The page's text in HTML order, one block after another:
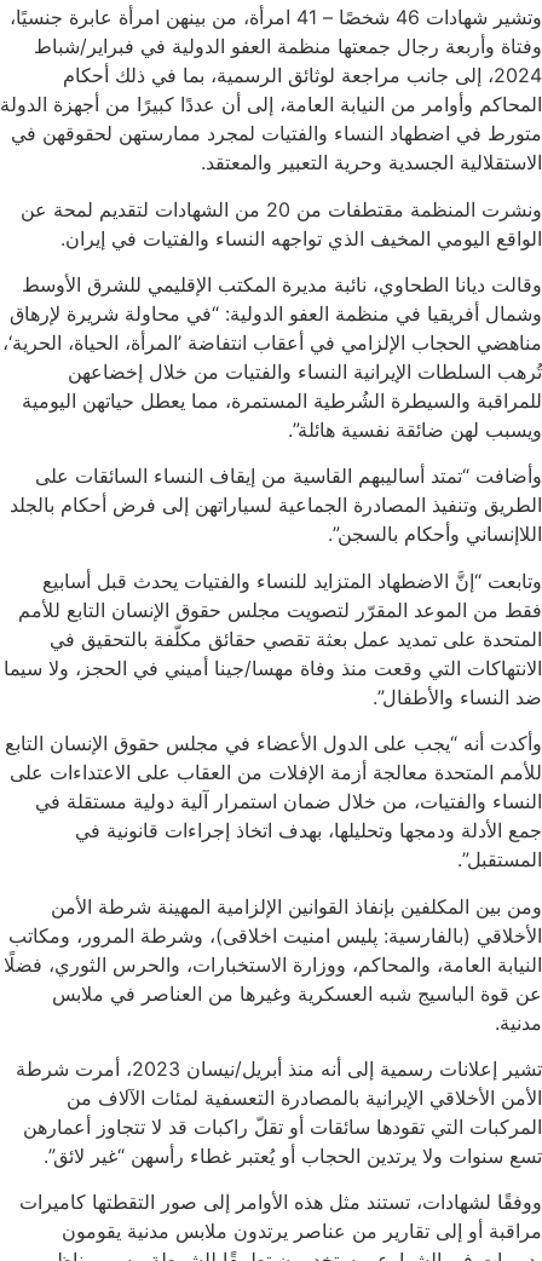
وتشير شهادات 46 شخصًا – 41 امرأة، من بينهن امرأة عابرة جنسيًا،
وفتاة وأربعة رجال جمعتها منظمة العفو الدولية في فبراير/شباط
2024، إلى جانب مراجعة لوثائق الرسمية، بما في ذلك أحكام
المحاكم وأوامر من النيابة العامة، إلى أن عددًا كبيرًا من أجهزة الدولة
متورط في اضطهاد النساء والفتيات لمجرد ممارستهن لحقوقهن في
الاستقلالية الجسدية وحرية التعبير والمعتقد.
ونشرت المنظمة مقتطفات من 20 من الشهادات لتقديم لمحة عن
الواقع اليومي المخيف الذي تواجهه النساء والفتيات في إيران.
وقالت ديانا الطحاوي، نائبة مديرة المكتب الإقليمي للشرق الأوسط
وشمال أفريقيا في منظمة العفو الدولية: “في محاولة شريرة لإرهاق
مناهضي الحجاب الإلزامي في أعقاب انتفاضة ’المرأة، الحياة، الحرية‘،
تُرهب السلطات الإيرانية النساء والفتيات من خلال إخضاعهن
للمراقبة والسيطرة الشُرطية المستمرة، مما يعطل حياتهن اليومية
ويسبب لهن ضائقة نفسية هائلة”.
وأضافت “تمتد أساليبهم القاسية من إيقاف النساء السائقات على
الطريق وتنفيذ المصادرة الجماعية لسياراتهن إلى فرض أحكام بالجلد
اللاإنساني وأحكام بالسجن”.
وتابعت “إنَّ الاضطهاد المتزايد للنساء والفتيات يحدث قبل أسابيع
فقط من الموعد المقرّر لتصويت مجلس حقوق الإنسان التابع للأمم
المتحدة على تمديد عمل بعثة تقصي حقائق مكلّفة بالتحقيق في
الانتهاكات التي وقعت منذ وفاة مهسا/جينا أميني في الحجز، ولا سيما
ضد النساء والأطفال”.
وأكدت أنه “يجب على الدول الأعضاء في مجلس حقوق الإنسان التابع
للأمم المتحدة معالجة أزمة الإفلات من العقاب على الاعتداءات على
النساء والفتيات، من خلال ضمان استمرار آلية دولية مستقلة في
جمع الأدلة ودمجها وتحليلها، بهدف اتخاذ إجراءات قانونية في
المستقبل”.
ومن بين المكلفين بإنفاذ القوانين الإلزامية المهينة شرطة الأمن
الأخلاقي (بالفارسية: پلیس امنیت اخلاقی)، وشرطة المرور، ومكاتب
النيابة العامة، والمحاكم، ووزارة الاستخبارات، والحرس الثوري، فضلًا
عن قوة الباسيج شبه العسكرية وغيرها من العناصر في ملابس
مدنية.
تشير إعلانات رسمية إلى أنه منذ أبريل/نيسان 2023، أمرت شرطة
الأمن الأخلاقي الإيرانية بالمصادرة التعسفية لمئات الآلاف من
المركبات التي تقودها سائقات أو تقلّ راكبات قد لا تتجاوز أعمارهن
تسع سنوات ولا يرتدين الحجاب أو يُعتبر غطاء رأسهن “غير لائق”.
ووفقًا لشهادات، تستند مثل هذه الأوامر إلى صور التقطتها كاميرات
مراقبة أو إلى تقارير من عناصر يرتدون ملابس مدنية يقومون